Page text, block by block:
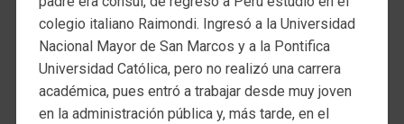
colegio italiano Raimondi. Ingresó a la Universidad
Nacional Mayor de San Marcos y a la Pontifica
Universidad Católica, pero no realizó una carrera
académica, pues entró a trabajar desde muy joven
en la administración pública y, más tarde, en el